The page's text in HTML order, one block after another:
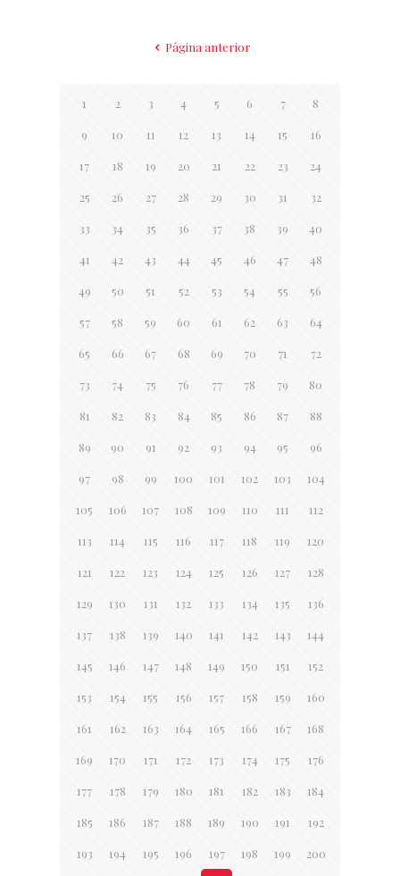
Página anterior
1 2 3 4 5 6 7 8
9 10 11 12 13 14 15 16
17 18 19 20 21 22 23 24
25 26 27 28 29 30 31 32
33 34 35 36 37 38 39 40
41 42 43 44 45 46 47 48
49 50 51 52 53 54 55 56
57 58 59 60 61 62 63 64
65 66 67 68 69 70 71 72
73 74 75 76 77 78 79 80
81 82 83 84 85 86 87 88
89 90 91 92 93 94 95 96
97 98 99 100 101 102 103 104
105 106 107 108 109 110 111 112
113 114 115 116 117 118 119 120
121 122 123 124 125 126 127 128
129 130 131 132 133 134 135 136
137 138 139 140 141 142 143 144
145 146 147 148 149 150 151 152
153 154 155 156 157 158 159 160
161 162 163 164 165 166 167 168
169 170 171 172 173 174 175 176
177 178 179 180 181 182 183 184
185 186 187 188 189 190 191 192
193 194 195 196 197 198 199 200